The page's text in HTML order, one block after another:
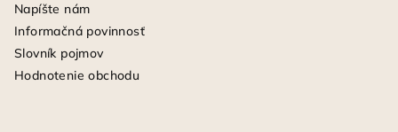
Napíšte nám
Informačná povinnosť
Slovník pojmov
Hodnotenie obchodu